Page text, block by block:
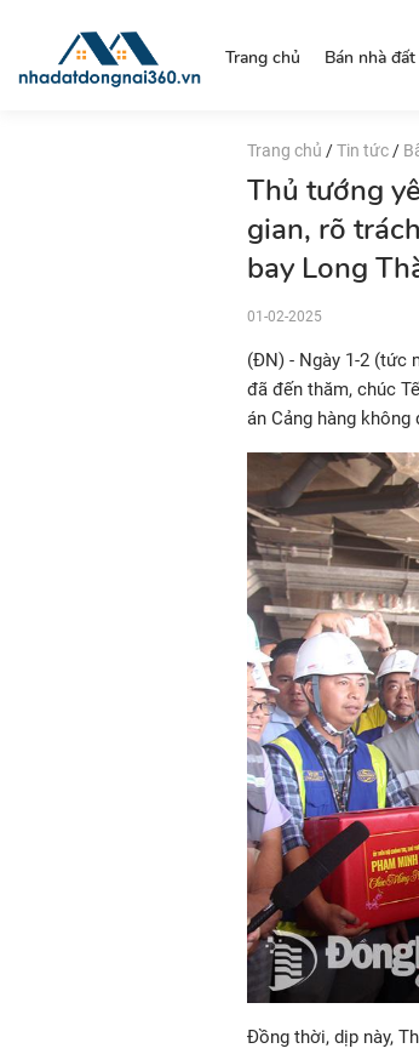
Trang chủ Bán nhà đất
Trang chủ /Tin tức /
Thủ tướng
gian, rõ
bay Long
01-02-2025
(ĐN) - Ngày 1-2 (tức
đã đến thăm, chúc
án Cảng hàng
Đồng thời, dịp này,